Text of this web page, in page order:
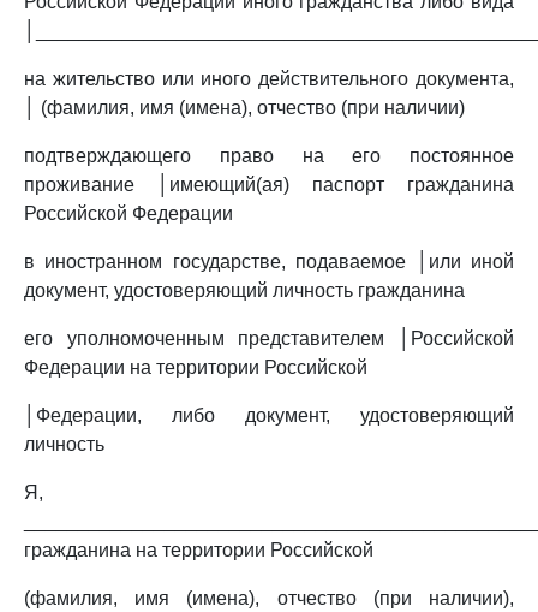
на жительство или иного действительного документа,
│ (фамилия, имя (имена), отчество (при наличии)
подтверждающего право на его постоянное
проживание │имеющий(ая) паспорт гражданина
Российской Федерации
в иностранном государстве, подаваемое │или иной
документ, удостоверяющий личность гражданина
его уполномоченным представителем │Российской
Федерации на территории Российской
│Федерации, либо документ, удостоверяющий
личность
Я,
гражданина на территории Российской
(фамилия, имя (имена), отчество (при наличии),